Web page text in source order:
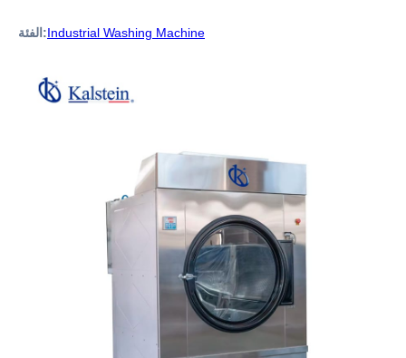
الفئة:Industrial Washing Machine